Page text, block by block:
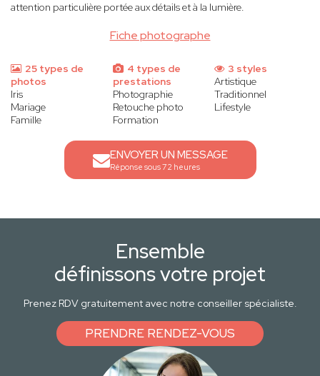
Fiche photographe
attention particulière portée aux détails et à la lumière.
25 types de
photos
Iris
Mariage
Famille
4 types de
prestations
Photographie
Retouche photo
Formation
3 styles
Artistique
Traditionnel
Lifestyle
ENVOYER UN MESSAGE
Réponse sous 72 heures
Ensemble
définissons votre projet
Prenez RDV gratuitement avec notre conseiller spécialiste.
PRENDRE RENDEZ-VOUS